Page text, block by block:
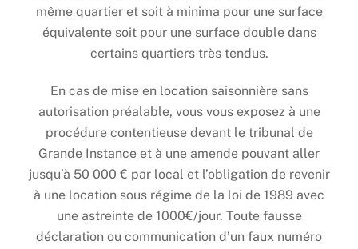
même quartier et soit à minima pour une surface
équivalente soit pour une surface double dans
certains quartiers très tendus.
En cas de mise en location saisonnière sans
autorisation préalable, vous vous exposez à une
procédure contentieuse devant le tribunal de
Grande Instance et à une amende pouvant aller
jusqu’à 50 000 € par local et l’obligation de revenir
à une location sous régime de la loi de 1989 avec
une astreinte de 1000€/jour. Toute fausse
déclaration ou communication d’un faux numéro